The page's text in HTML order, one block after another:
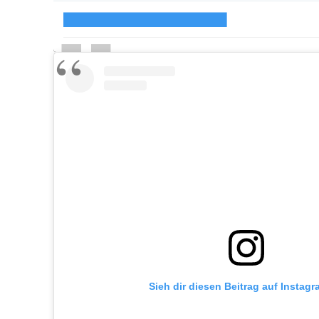
Sieh dir diesen Beitrag auf